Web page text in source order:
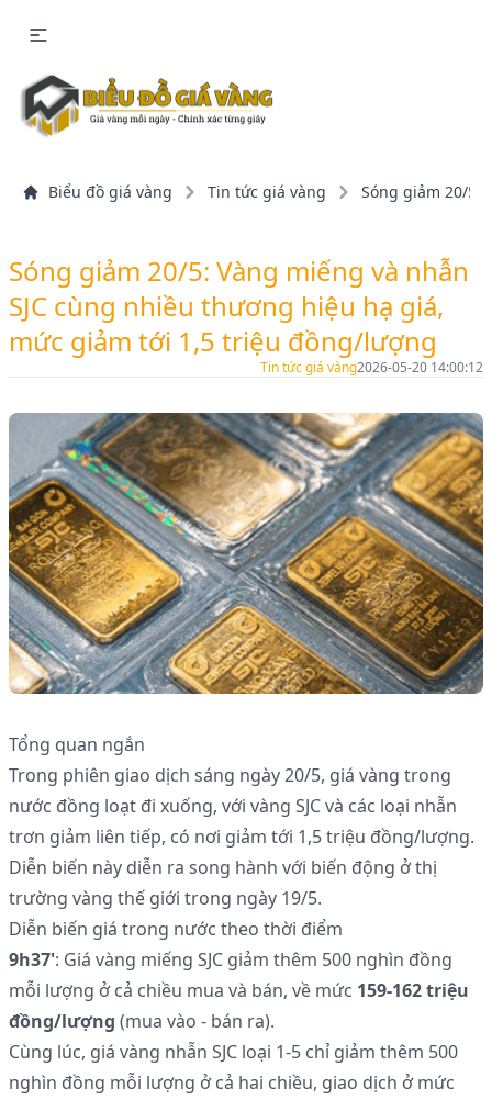
Biểu đồ giá vàng Tin tức giá vàng Sóng giảm 20/5:
Sóng giảm 20/5: Vàng miếng và nhẫn
SJC cùng nhiều thương hiệu hạ giá,
mức giảm tới 1,5 triệu đồng/lượng
Tin tức giá vàng2026-05-20 14:00:12
Tổng quan ngắn
Trong phiên giao dịch sáng ngày 20/5, giá vàng trong
nước đồng loạt đi xuống, với vàng SJC và các loại nhẫn
trơn giảm liên tiếp, có nơi giảm tới 1,5 triệu đồng/lượng.
Diễn biến này diễn ra song hành với biến động ở thị
trường vàng thế giới trong ngày 19/5.
Diễn biến giá trong nước theo thời điểm
9h37': Giá vàng miếng SJC giảm thêm 500 nghìn đồng
mỗi lượng ở cả chiều mua và bán, về mức 159-162 triệu
đồng/lượng (mua vào - bán ra).
Cùng lúc, giá vàng nhẫn SJC loại 1-5 chỉ giảm thêm 500
nghìn đồng mỗi lượng ở cả hai chiều, giao dịch ở mức